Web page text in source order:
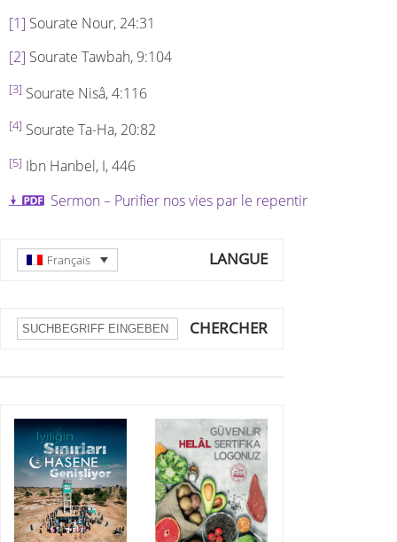
[1] Sourate Nour, 24:31
[2] Sourate Tawbah, 9:104
[3] Sourate Nisâ, 4:116
[4] Sourate Ta-Ha, 20:82
[5] Ibn Hanbel, I, 446
Sermon – Purifier nos vies par le repentir
LANGUE
Français
CHERCHER